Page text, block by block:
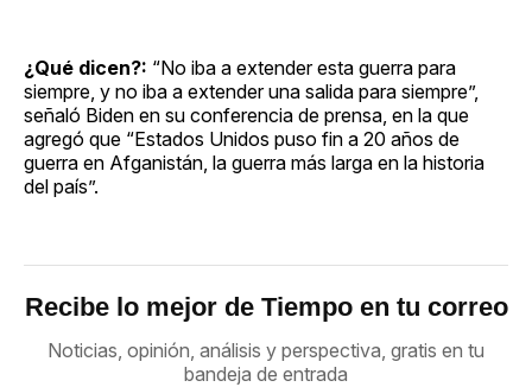
¿Qué dicen?: “No iba a extender esta guerra para
siempre, y no iba a extender una salida para siempre”,
señaló Biden en su conferencia de prensa, en la que
agregó que “Estados Unidos puso fin a 20 años de
guerra en Afganistán, la guerra más larga en la historia
del país”.
Recibe lo mejor de Tiempo en tu correo
Noticias, opinión, análisis y perspectiva, gratis en tu
bandeja de entrada